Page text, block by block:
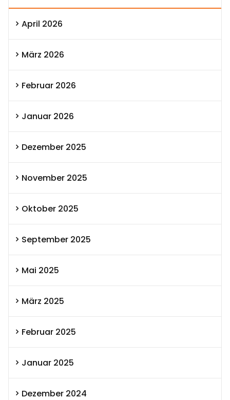
April 2026
März 2026
Februar 2026
Januar 2026
Dezember 2025
November 2025
Oktober 2025
September 2025
Mai 2025
März 2025
Februar 2025
Januar 2025
Dezember 2024